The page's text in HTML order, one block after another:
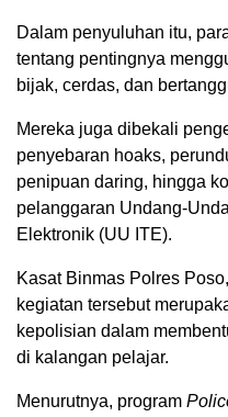
Dalam penyuluhan itu,
tentang pentingnya
bijak, cerdas, dan
Mereka juga dibekali
penyebaran hoaks,
penipuan daring, hingga
pelanggaran Undang-
Elektronik (UU ITE).
Kasat Binmas Polres
kegiatan tersebut
kepolisian dalam
di kalangan pelajar.
Menurutnya, program